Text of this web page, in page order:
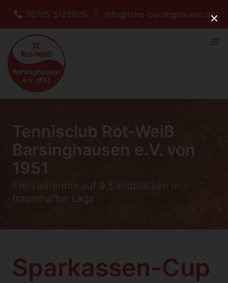
05105 5122926 info@tcrw-barsinghausen.de
Tennisclub Rot-Weiß
Barsinghausen e.V. von
1951
Freizeittennis auf 9 Sandplätzen in
traumhafter Lage
Sparkassen-Cup